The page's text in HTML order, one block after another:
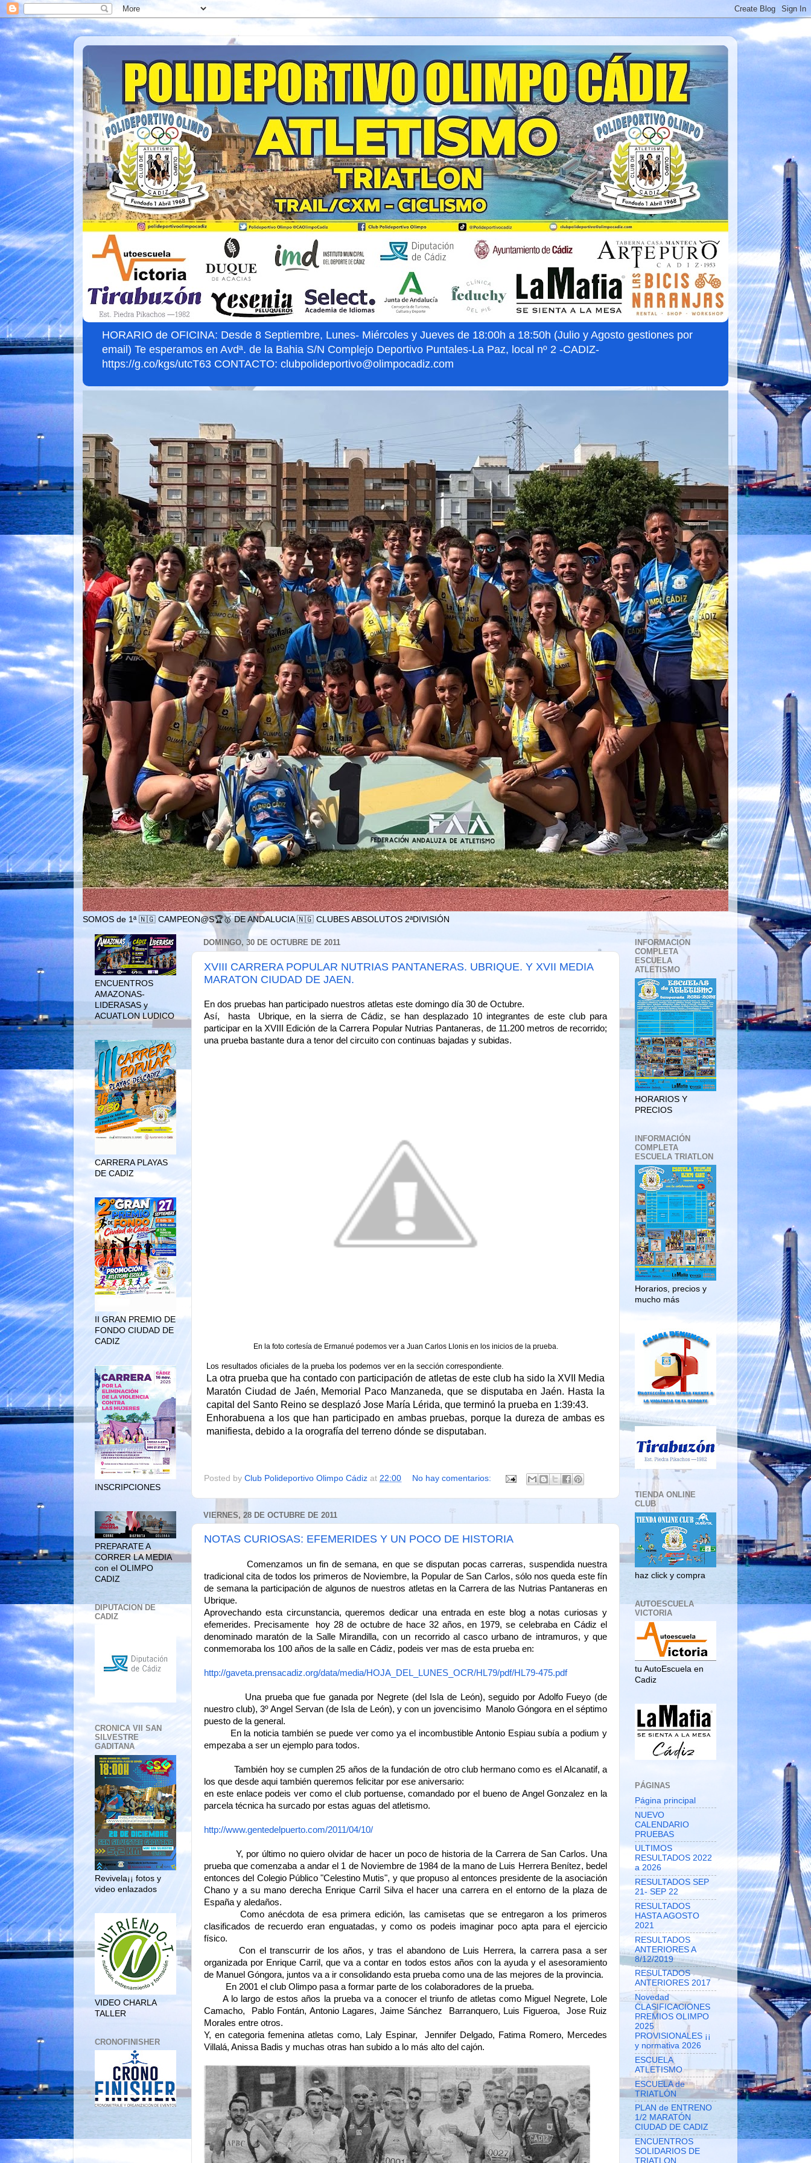
HORARIO de OFICINA: Desde 8 Septiembre, Lunes- Miércoles y Jueves de 18:00h a 18:50h (Julio y Agosto gestiones por
email) Te esperamos en Avdª. de la Bahia S/N Complejo Deportivo Puntales-La Paz, local nº 2 -CADIZ-
https://g.co/kgs/utcT63 CONTACTO: clubpolideportivo@olimpocadiz.com
SOMOS de 1ª 🇳🇬 CAMPEON@S🏆🥇 DE ANDALUCIA 🇳🇬 CLUBES ABSOLUTOS 2ªDIVISIÓN
DOMINGO, 30 DE OCTUBRE DE 2011
XVIII CARRERA POPULAR NUTRIAS PANTANERAS. UBRIQUE. Y XVII MEDIA
MARATON CIUDAD DE JAEN.
En dos pruebas han participado nuestros atletas este domingo día 30 de Octubre.
Así, hasta Ubrique, en la sierra de Cádiz, se han desplazado 10 integrantes de este club para
participar en la XVIII Edición de la Carrera Popular Nutrias Pantaneras, de 11.200 metros de recorrido;
una prueba bastante dura a tenor del circuito con continuas bajadas y subidas.
En la foto cortesía de Ermanué podemos ver a Juan Carlos Llonis en los inicios de la prueba.
Los resultados oficiales de la prueba los podemos ver en la sección correspondiente.
La otra prueba que ha contado con participación de atletas de este club ha sido la XVII Media
Maratón Ciudad de Jaén, Memorial Paco Manzaneda, que se disputaba en Jaén. Hasta la
capital del Santo Reino se desplazó Jose María Lérida, que terminó la prueba en 1:39:43.
Enhorabuena a los que han participado en ambas pruebas, porque la dureza de ambas es
manifiesta, debido a la orografía del terreno dónde se disputaban.
Posted by Club Polideportivo Olimpo Cádiz at 22:00 No hay comentarios:
VIERNES, 28 DE OCTUBRE DE 2011
NOTAS CURIOSAS: EFEMERIDES Y UN POCO DE HISTORIA
Comenzamos un fin de semana, en que se disputan pocas carreras, suspendida nuestra
tradicional cita de todos los primeros de Noviembre, la Popular de San Carlos, sólo nos queda este fín
de semana la participación de algunos de nuestros atletas en la Carrera de las Nutrias Pantaneras en
Ubrique.
Aprovechando esta circunstancia, queremos dedicar una entrada en este blog a notas curiosas y
efemerides. Precisamente hoy 28 de octubre de hace 32 años, en 1979, se celebraba en Cádiz el
denominado maratón de la Salle Mirandilla, con un recorrido al casco urbano de intramuros, y que
conmemoraba los 100 años de la salle en Cádiz, podeis ver mas de esta prueba en:
http://gaveta.prensacadiz.org/data/media/HOJA_DEL_LUNES_OCR/HL79/pdf/HL79-475.pdf
Una prueba que fue ganada por Negrete (del Isla de León), seguido por Adolfo Fueyo (de
nuestro club), 3º Angel Servan (de Isla de León), y con un jovencisimo Manolo Góngora en el séptimo
puesto de la general.
En la noticia también se puede ver como ya el incombustible Antonio Espiau subía a podium y
empezaba a ser un ejemplo para todos.
También hoy se cumplen 25 años de la fundación de otro club hermano como es el Alcanatif, a
los que desde aqui también queremos felicitar por ese aniversario:
en este enlace podeis ver como el club portuense, comandado por el bueno de Angel Gonzalez en la
parcela técnica ha surcado por estas aguas del atletismo.
http://www.gentedelpuerto.com/2011/04/10/
Y, por último no quiero olvidar de hacer un poco de historia de la Carrera de San Carlos. Una
prueba que comenzaba a andar el 1 de Noviembre de 1984 de la mano de Luis Herrera Benítez, bedel
entonces del Colegio Público "Celestino Mutis", y que propuso al entonces presidente de la asociación
Chano y a su mano derecha Enrique Carril Silva el hacer una carrera en el entorno de la plaza de
España y aledaños.
Como anécdota de esa primera edición, las camisetas que se entregaron a los primeros
clasificados de recuerdo eran enguatadas, y como os podeis imaginar poco apta para el ejercicio
físico.
Con el transcurrir de los años, y tras el abandono de Luis Herrera, la carrera pasa a ser
organizada por Enrique Carril, que va a contar en todos estos años con la ayuda y el asesoramiento
de Manuel Góngora, juntos va a ir consolidando esta prueba como una de las mejores de la provincia.
En 2001 el club Olimpo pasa a formar parte de los colaboradores de la prueba.
A lo largo de estos años la prueba va a conocer el triunfo de atletas como Miguel Negrete, Lole
Camacho, Pablo Fontán, Antonio Lagares, Jaime Sánchez Barranquero, Luis Figueroa, Jose Ruiz
Morales entre otros.
Y, en categoria femenina atletas como, Laly Espinar, Jennifer Delgado, Fatima Romero, Mercedes
Villalá, Anissa Badis y muchas otras han subido a lo más alto del cajón.
ENCUENTROS
AMAZONAS-
LIDERASAS y
ACUATLON LUDICO
CARRERA PLAYAS
DE CADIZ
II GRAN PREMIO DE
FONDO CIUDAD DE
CADIZ
INSCRIPCIONES
PREPARATE A
CORRER LA MEDIA
con el OLIMPO
CADIZ
DIPUTACION DE
CADIZ
CRONICA VII SAN
SILVESTRE
GADITANA
Revivela¡¡ fotos y
video enlazados
VIDEO CHARLA
TALLER
CRONOFINISHER
INFORMACION
COMPLETA
ESCUELA
ATLETISMO
HORARIOS Y
PRECIOS
INFORMACIÓN
COMPLETA
ESCUELA TRIATLON
Horarios, precios y
mucho más
TIENDA ONLINE
CLUB
haz click y compra
AUTOESCUELA
VICTORIA
tu AutoEscuela en
Cadiz
PÁGINAS
Página principal
NUEVO
CALENDARIO
PRUEBAS
ULTIMOS
RESULTADOS 2022
a 2026
RESULTADOS SEP
21- SEP 22
RESULTADOS
HASTA AGOSTO
2021
RESULTADOS
ANTERIORES A
8/12/2019
RESULTADOS
ANTERIORES 2017
Novedad
CLASIFICACIONES
PREMIOS OLIMPO
2025
PROVISIONALES ¡¡
y normativa 2026
ESCUELA
ATLETISMO
ESCUELA de
TRIATLÓN
PLAN de ENTRENO
1/2 MARATÓN
CIUDAD DE CADIZ
ENCUENTROS
SOLIDARIOS DE
TRIATLON